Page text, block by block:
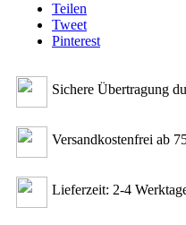
Teilen
Tweet
Pinterest
Sichere Übertragung
Versandkostenfrei ab
Lieferzeit: 2-4